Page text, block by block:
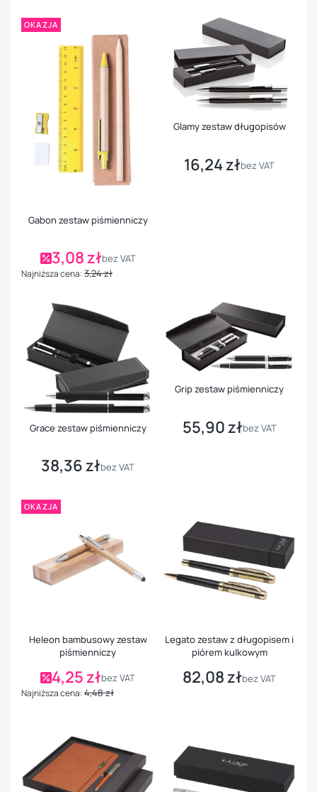
OKAZJA
Gabon zestaw piśmienniczy
Cena promocyjna
3,08 złbez VAT
Najniższa cena:3,24 zł
Glamy zestaw długopisów
Cena
16,24 złbez VAT
Grace zestaw piśmienniczy
Cena
38,36 złbez VAT
Grip zestaw piśmienniczy
Cena
55,90 złbez VAT
OKAZJA
Heleon bambusowy zestaw
piśmienniczy
Cena promocyjna
4,25 złbez VAT
Najniższa cena:4,48 zł
Legato zestaw z długopisem i
piórem kulkowym
Cena
82,08 złbez VAT